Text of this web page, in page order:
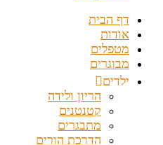
דף הבית
אודות
מטפלים
מבוגרים
ילדים
הריון ולידה
קטנטנים
מתבגרים
הדרכת הורים